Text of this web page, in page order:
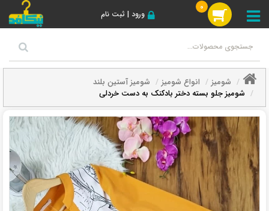
ورود | ثبت نام
0
شومیز انواع شومیز
شومیز آستین بلند
شومیز جلو بسته دختر بادکنک به دست خردلی